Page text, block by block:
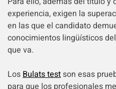
experiencia, exigen la
en las que el candidato
conocimientos lingüísticos
que va.
LosBulats test son esas
para que los profesionales